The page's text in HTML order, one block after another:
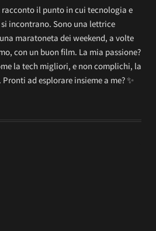
racconto il punto in cui tecnologia e
incontrano. Sono una lettrice
maratoneta dei weekend, a volte
con un buon film. La mia passione?
la tech migliori, e non complichi, la
ad esplorare insieme a me? ✨